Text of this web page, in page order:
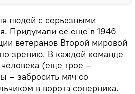
людей с серьезными
Придумали ее еще в 1946
ветеранов Второй мировой
зрению. В каждой команде
(еще трое –
– забросить мяч со
в ворота соперника.